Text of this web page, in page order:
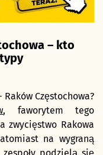
– kto
Raków Częstochowa?
, faworytem tego
zwycięstwo Rakowa
na wygraną